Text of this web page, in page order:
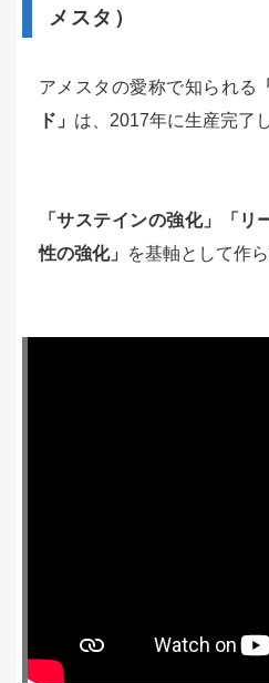
メスタ）
アメスタの愛称で知られる
ド」 は、2017年に生産完了
「サステインの強化」「
性の強化」
を基軸として作